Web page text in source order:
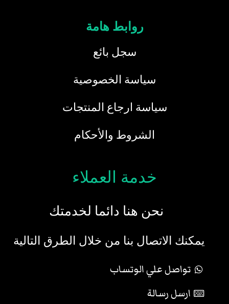
روابط هامة
سجل بائع
سياسة الخصوصية
سياسة ارجاع المنتجات
الشروط والأحكام
خدمة العملاء
نحن هنا دائما لخدمتك
يمكنك الاتصال بنا من خلال الطرق التالية
تواصل علي الوتساب
ارسل رسالة